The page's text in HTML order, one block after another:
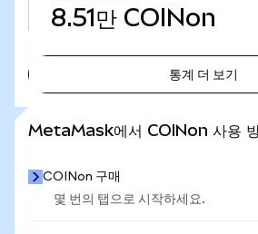
8.51만 COINon
통계 더 보기
MetaMask에서 COINon 사용
COINon 구매
몇 번의 탭으로 시작하세요.